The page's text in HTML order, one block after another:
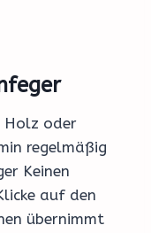
Holz oder
regelmäßig
Keinen
auf den
übernimmt